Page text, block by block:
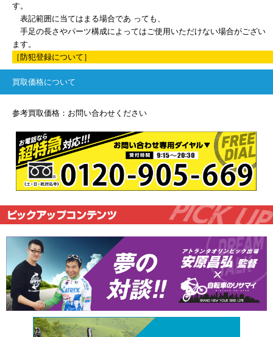
す。
表記範囲に当てはまる場合であ っても、
手足の長さやパーツ構成によってはご使用いただけない場合がござい
ます。
［防犯登録について］
買取価格について
参考買取価格：お問い合わせください